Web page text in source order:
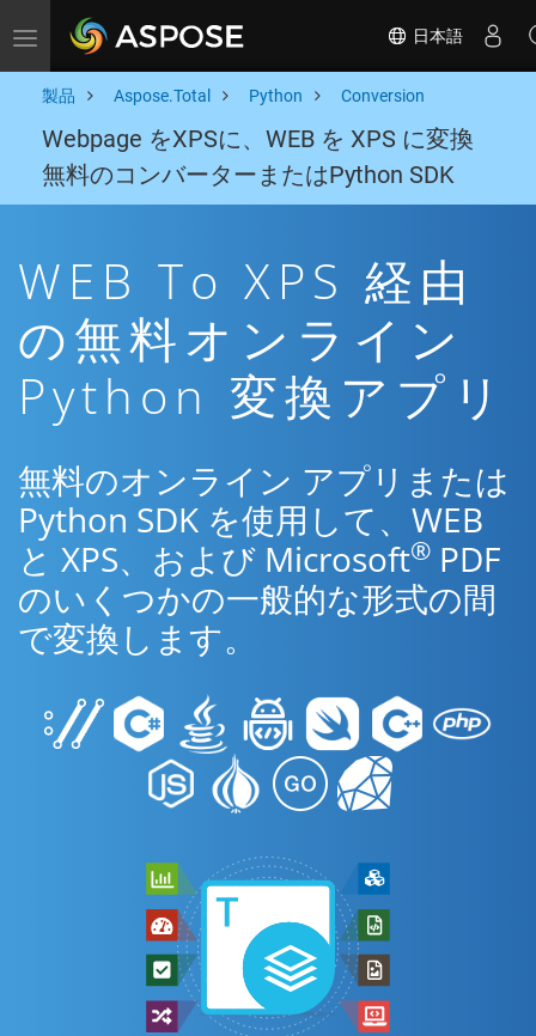
Toggle navigation 日本語
製品 Aspose.Total Python Conversion
Webpage をXPSに、WEB を XPS に変換
無料のコンバーターまたはPython SDK
WEB To XPS 経由
の無料オンライン
Python 変換アプリ
無料のオンライン アプリまたは
Python SDK を使用して、WEB
と XPS、および Microsoft® PDF
のいくつかの一般的な形式の間
で変換します。